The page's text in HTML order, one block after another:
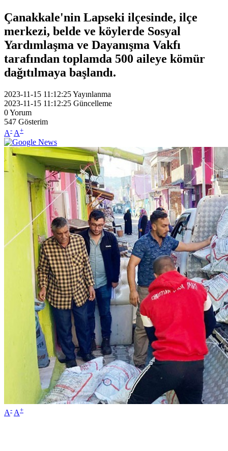
Çanakkale'nin Lapseki ilçesinde, ilçe
merkezi, belde ve köylerde Sosyal
Yardımlaşma ve Dayanışma Vakfı
tarafından toplamda 500 aileye kömür
dağıtılmaya başlandı.
2023-11-15 11:12:25Yayınlanma
2023-11-15 11:12:25 Güncelleme
0Yorum
547 Gösterim
A- A+
A- A+